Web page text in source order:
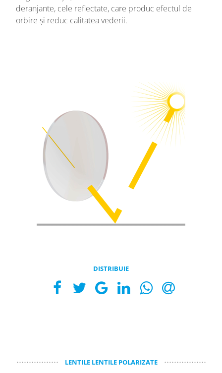
DISTRIBUIE
deranjante, cele reflectate, care produc efectul de
orbire și reduc calitatea vederii.
LENTILE LENTILE POLARIZATE